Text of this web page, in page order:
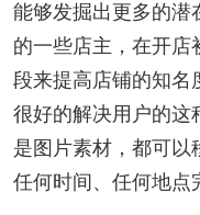
能够发掘出更多的潜
的一些店主，在开店
段来提高店铺的知名
很好的解决用户的这
是图片素材，都可以
任何时间、任何地点